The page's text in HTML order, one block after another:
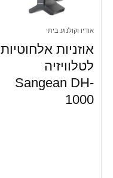
אודיו וקולנוע ביתי
אוזניות אלחוטיות
לטלוויזיה
Sangean DH-
1000